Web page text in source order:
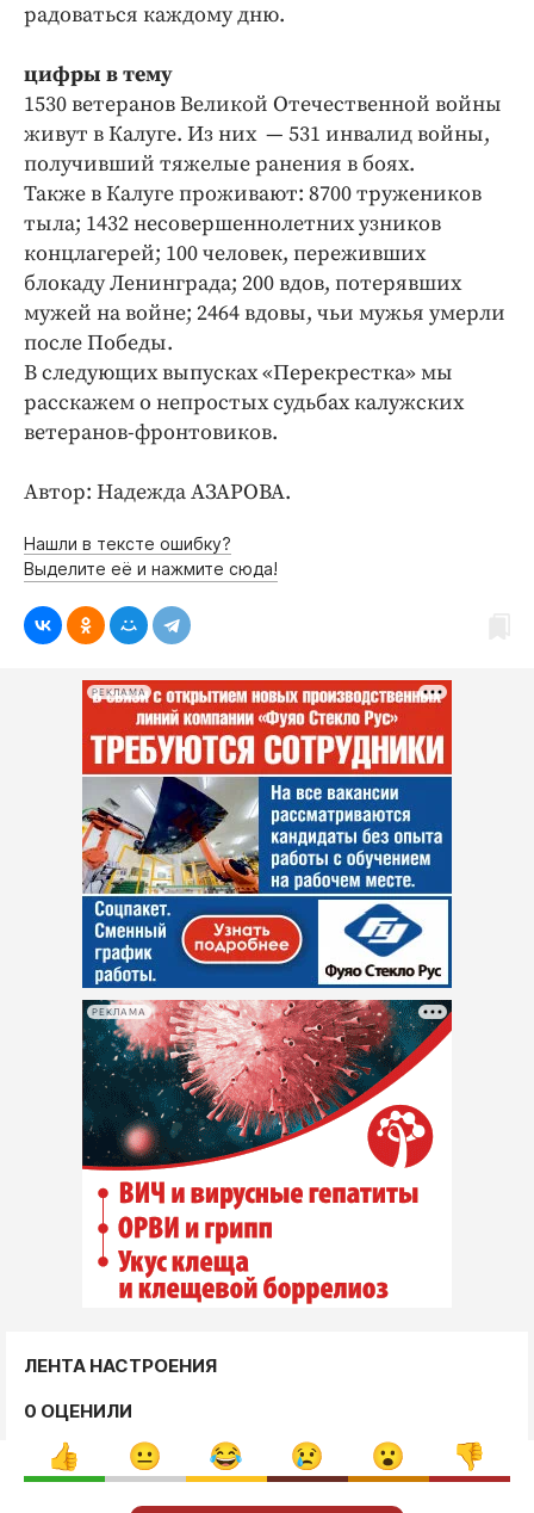
Работодатель года
радоваться каждому дню.
цифры в тему
1530 ветеранов Великой Отечественной войны
живут в Калуге. Из них — 531 инвалид войны,
получивший тяжелые ранения в боях.
Также в Калуге проживают: 8700 тружеников
тыла; 1432 несовершеннолетних узников
концлагерей; 100 человек, переживших
блокаду Ленинграда; 200 вдов, потерявших
мужей на войне; 2464 вдовы, чьи мужья умерли
после Победы.
В следующих выпусках «Перекрестка» мы
расскажем о непростых судьбах калужских
ветеранов-фронтовиков.
Автор: Надежда АЗАРОВА.
Нашли в тексте ошибку?
Выделите её и нажмите сюда!
РЕКЛАМА
РЕКЛАМА
ЛЕНТА НАСТРОЕНИЯ
0 ОЦЕНИЛИ